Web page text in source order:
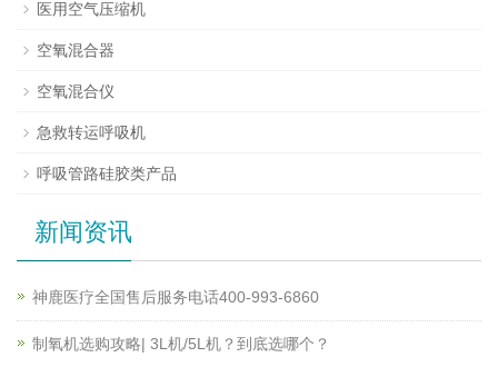
医用空气压缩机
空氧混合器
空氧混合仪
急救转运呼吸机
呼吸管路硅胶类产品
新闻资讯
神鹿医疗全国售后服务电话400-993-6860
制氧机选购攻略| 3L机/5L机？到底选哪个？